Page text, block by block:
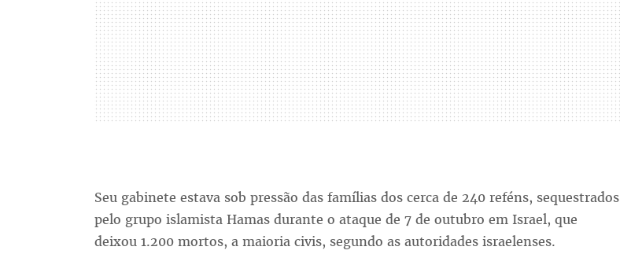
Seu gabinete estava sob pressão das famílias dos cerca de 240 reféns, sequestrados
pelo grupo islamista Hamas durante o ataque de 7 de outubro em Israel, que
deixou 1.200 mortos, a maioria civis, segundo as autoridades israelenses.